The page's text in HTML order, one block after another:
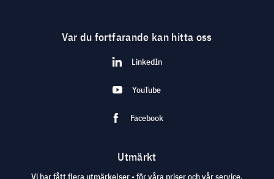
Var du fortfarande kan hitta oss
LinkedIn
YouTube
Facebook
Utmärkt
Vi har fått flera utmärkelser - för våra priser och vår service.